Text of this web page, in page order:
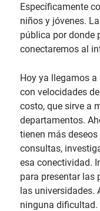
Específicamente
niños y jóvenes.
pública por donde
conectaremos al
Hoy ya llegamos
con velocidades
costo, que sirve a
departamentos.
tienen más
consultas,
esa conectividad.
para presentar las
las universidades.
ninguna dificultad.